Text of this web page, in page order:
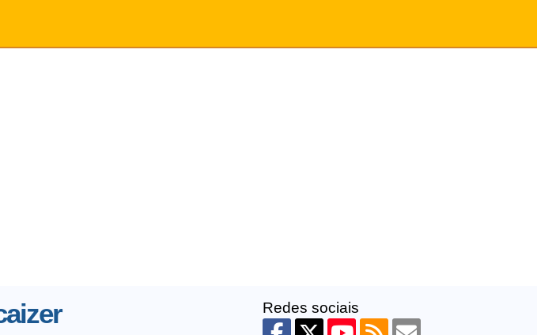
Redes sociais